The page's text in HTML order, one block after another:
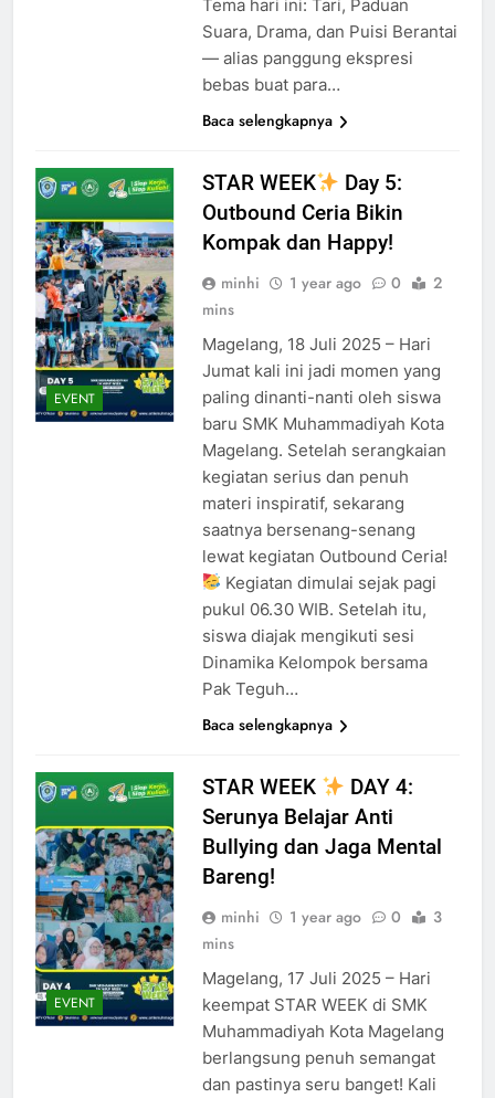
Tema hari ini: Tari, Paduan
Suara, Drama, dan Puisi Berantai
— alias panggung ekspresi
bebas buat para…
Baca selengkapnya
EVENT
STAR WEEK
Day 5:
Outbound Ceria Bikin
Kompak dan Happy!
minhi 1 year ago 0
2
mins
Magelang, 18 Juli 2025 – Hari
Jumat kali ini jadi momen yang
paling dinanti-nanti oleh siswa
baru SMK Muhammadiyah Kota
Magelang. Setelah serangkaian
kegiatan serius dan penuh
materi inspiratif, sekarang
saatnya bersenang-senang
lewat kegiatan Outbound Ceria!
Kegiatan dimulai sejak pagi
pukul 06.30 WIB. Setelah itu,
siswa diajak mengikuti sesi
Dinamika Kelompok bersama
Pak Teguh…
Baca selengkapnya
EVENT
STAR WEEK
DAY 4:
Serunya Belajar Anti
Bullying dan Jaga Mental
Bareng!
minhi 1 year ago 0
3
mins
Magelang, 17 Juli 2025 – Hari
keempat STAR WEEK di SMK
Muhammadiyah Kota Magelang
berlangsung penuh semangat
dan pastinya seru banget! Kali